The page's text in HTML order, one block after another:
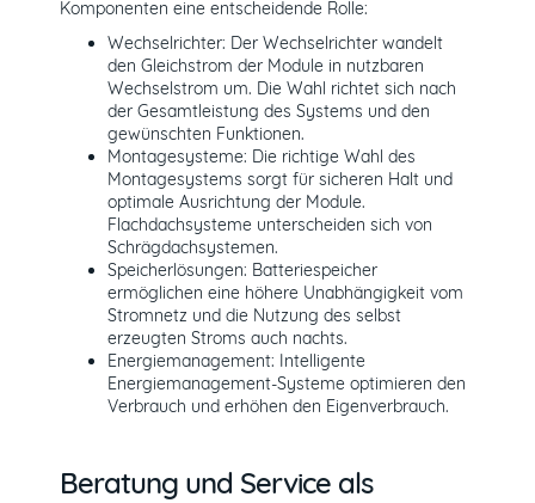
Komponenten eine entscheidende Rolle:
Wechselrichter: Der Wechselrichter wandelt
den Gleichstrom der Module in nutzbaren
Wechselstrom um. Die Wahl richtet sich nach
der Gesamtleistung des Systems und den
gewünschten Funktionen.
Montagesysteme: Die richtige Wahl des
Montagesystems sorgt für sicheren Halt und
optimale Ausrichtung der Module.
Flachdachsysteme unterscheiden sich von
Schrägdachsystemen.
Speicherlösungen: Batteriespeicher
ermöglichen eine höhere Unabhängigkeit vom
Stromnetz und die Nutzung des selbst
erzeugten Stroms auch nachts.
Energiemanagement: Intelligente
Energiemanagement-Systeme optimieren den
Verbrauch und erhöhen den Eigenverbrauch.
Beratung und Service als